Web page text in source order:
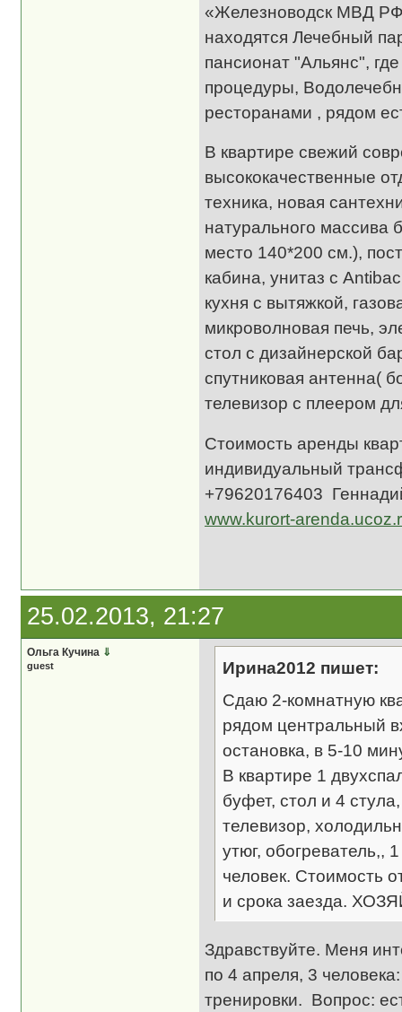
«Железноводск МВД
находятся Лечебный
пансионат "Альянс",
процедуры,
ресторанами , рядом
В квартире свежий
высококачественные
техника, новая
натурального массива
место 140*200 см.),
кабина, унитаз с
кухня с вытяжкой,
микроволновая печь,
стол с дизайнерской
спутниковая антенна(
телевизор с плеером
Стоимость аренды
индивидуальный
+79620176403
www.kurort-
25.02.2013, 21:27
Ольга Кучина ⇓
guest
Ирина2012 пишет:
Сдаю 2-комнатную
рядом центральный
остановка, в 5-10
В квартире 1
буфет, стол и 4
телевизор,
утюг, обогреватель,,
человек. Стоимость
и срока заезда.
Здравствуйте. Меня
по 4 апреля, 3
тренировки. Вопрос: